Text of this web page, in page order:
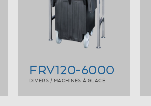
FRV120-6000
DIVERS / MACHINES À GLACE